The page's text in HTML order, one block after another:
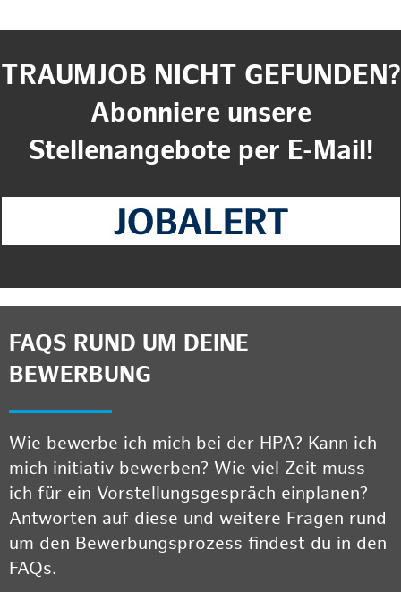
TRAUMJOB NICHT GEFUNDEN?
Abonniere unsere
Stellenangebote per E-Mail!
FAQS RUND UM DEINE
BEWERBUNG
Wie bewerbe ich mich bei der HPA? Kann ich
mich initiativ bewerben? Wie viel Zeit muss
ich für ein Vorstellungsgespräch einplanen?
Antworten auf diese und weitere Fragen rund
um den Bewerbungsprozess findest du in den
FAQs.